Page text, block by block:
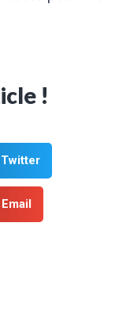
!
Twitter
Email